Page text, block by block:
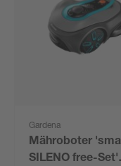
Gardena
Mähroboter
SILENO free-Set'